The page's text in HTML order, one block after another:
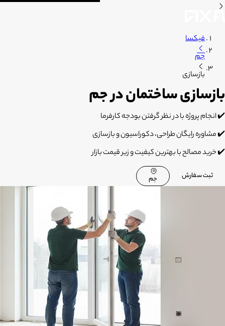
فیکسا
جم
بازسازی
بازسازی ساختمان در جم
✔️انجام پروژه با در نظر گرفتن بودجه کارفرما
✔️مشاوره رایگان طراحی، دکوراسیون و بازسازی
✔️خرید مصالح با بهترین کیفیت و زیر قیمت بازار
ثبت سفارش جم